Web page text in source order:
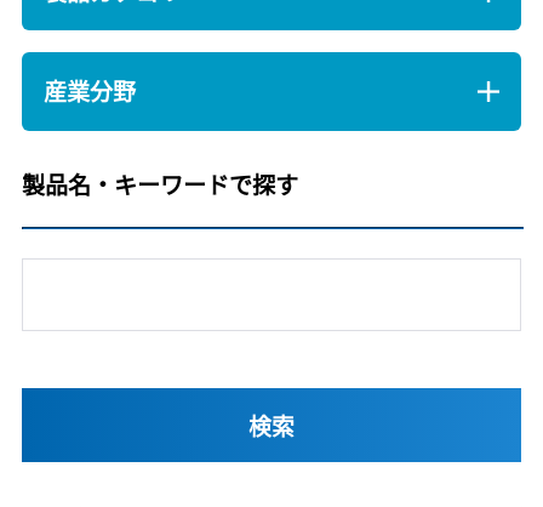
産業分野
製品名・キーワードで探す